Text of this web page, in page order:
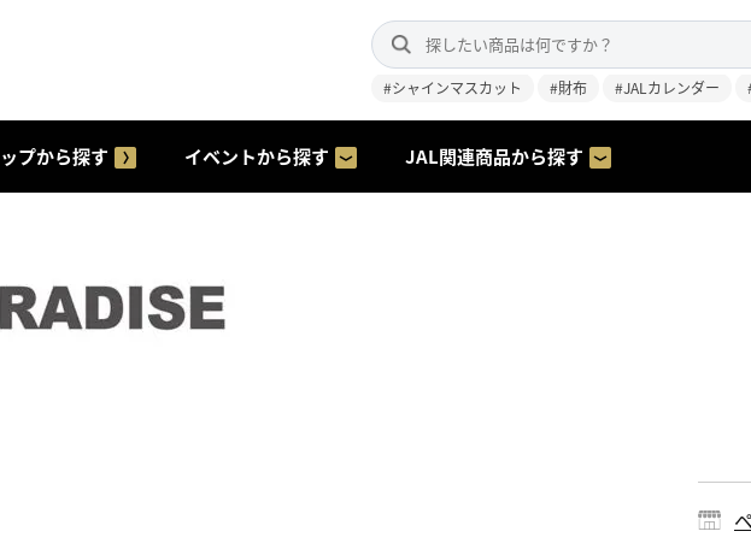
#シャインマスカット #財布 #JALカレンダー
プから探す イベントから探す JAL関連商品から探す